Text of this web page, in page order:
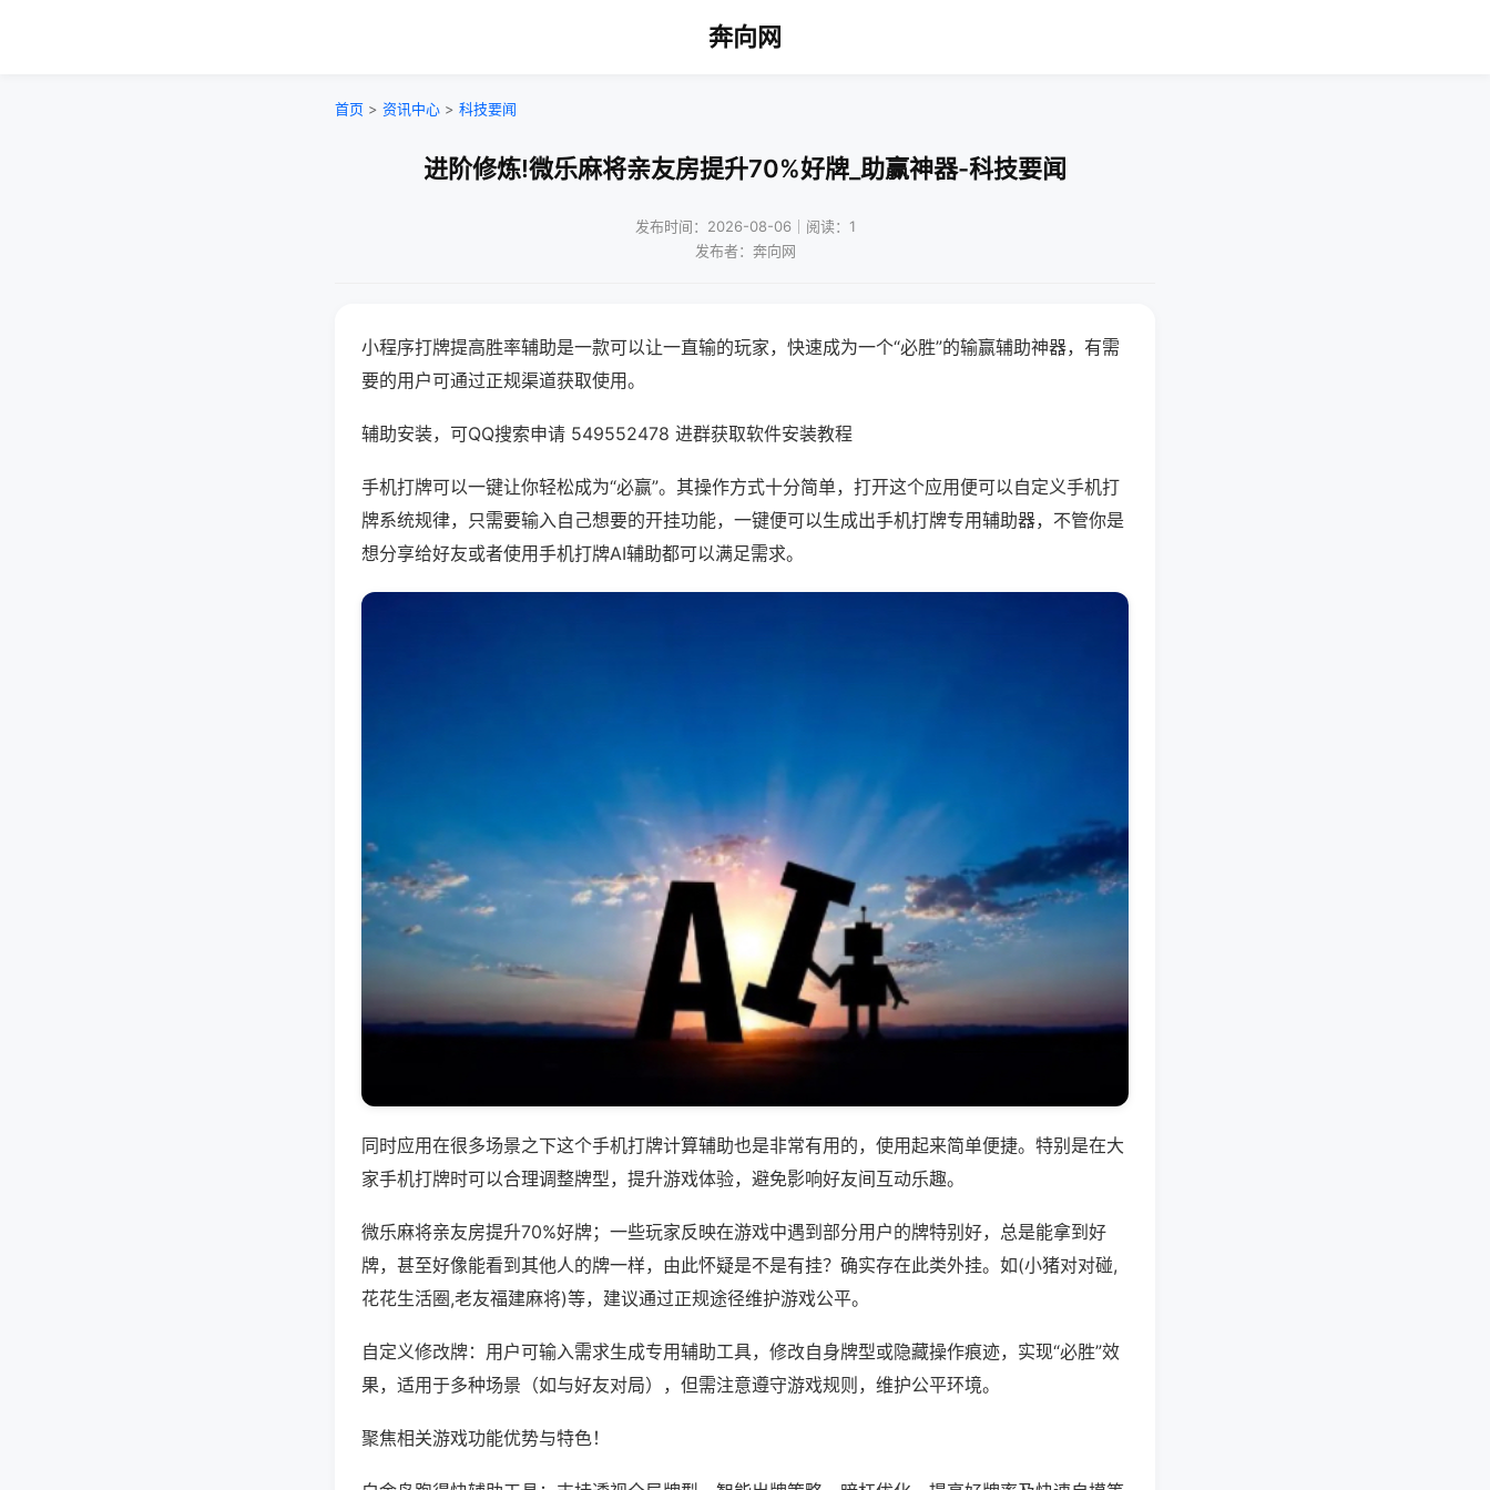
奔向网
首页 > 资讯中心 > 科技要闻
进阶修炼!微乐麻将亲友房提升70%好牌_助赢神器-科技要闻
发布时间：2026-08-06｜阅读：1
发布者：奔向网
小程序打牌提高胜率辅助是一款可以让一直输的玩家，快速成为一个“必胜”的输赢辅助神器，有需
要的用户可通过正规渠道获取使用。
辅助安装，可QQ搜索申请 549552478 进群获取软件安装教程
手机打牌可以一键让你轻松成为“必赢”。其操作方式十分简单，打开这个应用便可以自定义手机打
牌系统规律，只需要输入自己想要的开挂功能，一键便可以生成出手机打牌专用辅助器，不管你是
想分享给好友或者使用手机打牌AI辅助都可以满足需求。
同时应用在很多场景之下这个手机打牌计算辅助也是非常有用的，使用起来简单便捷。特别是在大
家手机打牌时可以合理调整牌型，提升游戏体验，避免影响好友间互动乐趣。
微乐麻将亲友房提升70%好牌；一些玩家反映在游戏中遇到部分用户的牌特别好，总是能拿到好
牌，甚至好像能看到其他人的牌一样，由此怀疑是不是有挂？确实存在此类外挂。如(小猪对对碰,
花花生活圈,老友福建麻将)等，建议通过正规途径维护游戏公平。
自定义修改牌：用户可输入需求生成专用辅助工具，修改自身牌型或隐藏操作痕迹，实现“必胜”效
果，适用于多种场景（如与好友对局），但需注意遵守游戏规则，维护公平环境。
聚焦相关游戏功能优势与特色！